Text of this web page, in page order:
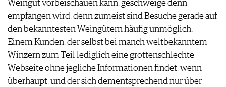
Weingut vorbeischauen kann, geschweige denn
empfangen wird, denn zumeist sind Besuche gerade auf
den bekanntesten Weingütern häufig unmöglich.
Einem Kunden, der selbst bei manch weltbekanntem
Winzern zum Teil lediglich eine grottenschlechte
Webseite ohne jegliche Informationen findet, wenn
überhaupt, und der sich dementsprechend nur über